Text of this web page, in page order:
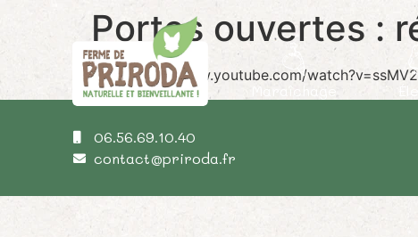
Maraîchage
Portes ouvertes :
https://www.youtube.com/
06.56.69.10.40
contact@priroda.fr